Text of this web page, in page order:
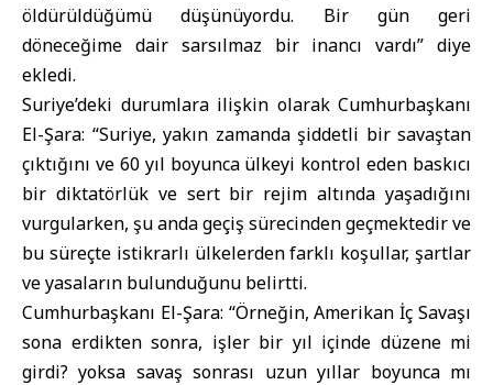
öldürüldüğümü düşünüyordu. Bir gün geri
döneceğime dair sarsılmaz bir inancı vardı” diye
ekledi.
Suriye’deki durumlara ilişkin olarak Cumhurbaşkanı
El-Şara: “Suriye, yakın zamanda şiddetli bir savaştan
çıktığını ve 60 yıl boyunca ülkeyi kontrol eden baskıcı
bir diktatörlük ve sert bir rejim altında yaşadığını
vurgularken, şu anda geçiş sürecinden geçmektedir ve
bu süreçte istikrarlı ülkelerden farklı koşullar, şartlar
ve yasaların bulunduğunu belirtti.
Cumhurbaşkanı El-Şara: “Örneğin, Amerikan İç Savaşı
sona erdikten sonra, işler bir yıl içinde düzene mi
girdi? yoksa savaş sonrası uzun yıllar boyunca mı